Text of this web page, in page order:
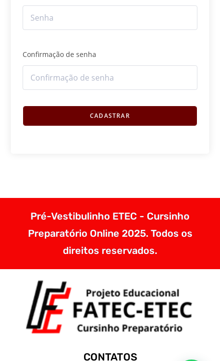
Confirmação de senha
CADASTRAR
Pré-Vestibulinho ETEC - Cursinho
Preparatório Online 2025. Todos os
direitos reservados.
CONTATOS